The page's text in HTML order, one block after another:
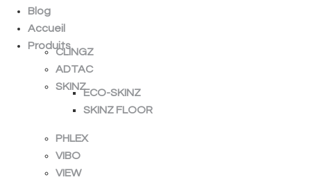
Blog
Accueil
Produits
CLINGZ
ADTAC
SKINZ
ECO-SKINZ
SKINZ FLOOR
PHLEX
VIBO
VIEW